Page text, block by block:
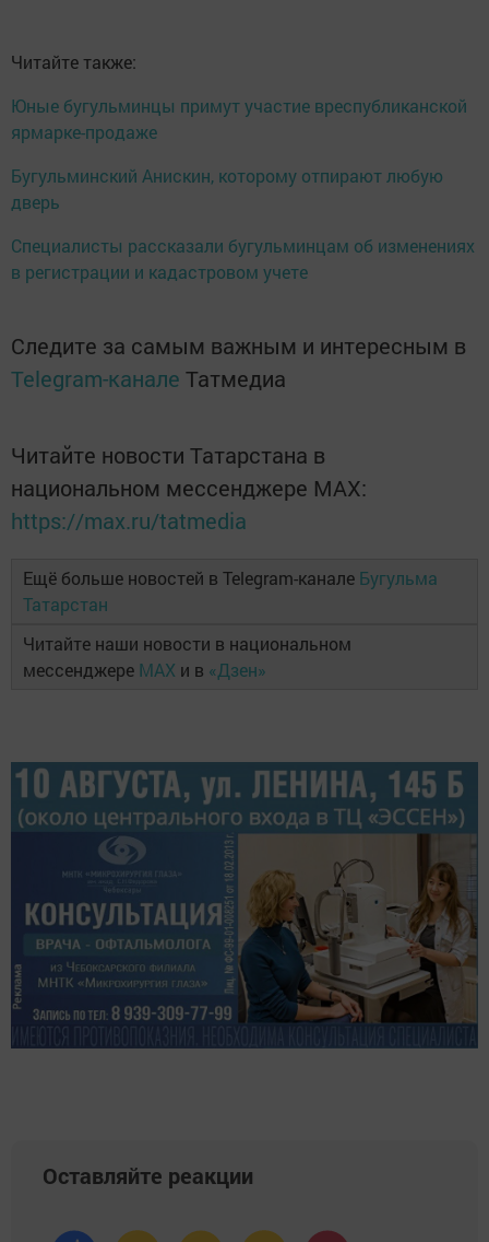
Читайте также:
Юные бугульминцы примут участие вреспубликанской
ярмарке-продаже
Бугульминский Анискин, которому отпирают любую
дверь
Специалисты рассказали бугульминцам об изменениях
в регистрации и кадастровом учете
Следите за самым важным и интересным в
Telegram-канале Татмедиа
Читайте новости Татарстана в
национальном мессенджере MАХ:
https://max.ru/tatmedia
Ещё больше новостей в Telegram-канале Бугульма
Татарстан
Читайте наши новости в национальном
мессенджере MAX и в «Дзен»
Оставляйте реакции